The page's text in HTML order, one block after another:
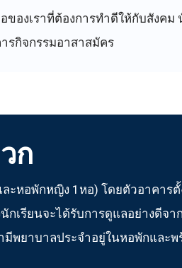
องเราที่ต้องการทำดีให้กับสังคม
รกิจกรรมอาสาสมัคร
ก
ะหอพักหญิง 1หอ) โดยตัวอาคารตั้
เรียนจะได้รับการดูแลอย่างดีจ
พยาบาลประจำอยู่ในหอพักและพ